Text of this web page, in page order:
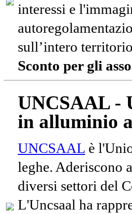
interessi e
sull’intero
Sconto per gli
UNCSAAL -
in alluminio
UNCSAAL è
leghe. Aderiscono
diversi settori del
L'Uncsaal ha